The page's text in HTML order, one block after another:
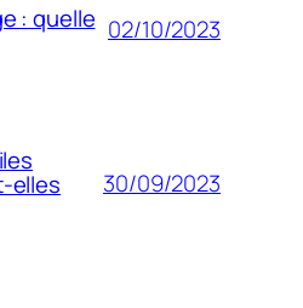
: quelle 02/10/2023
elles 30/09/2023